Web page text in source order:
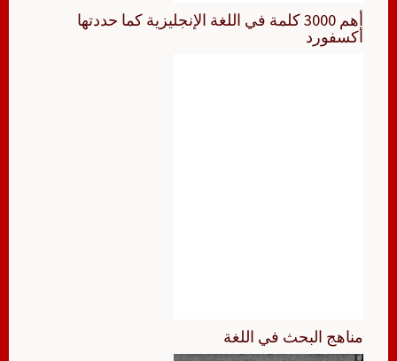
أهم 3000 كلمة في اللغة الإنجليزية كما حددتها
أكسفورد
مناهج البحث في اللغة